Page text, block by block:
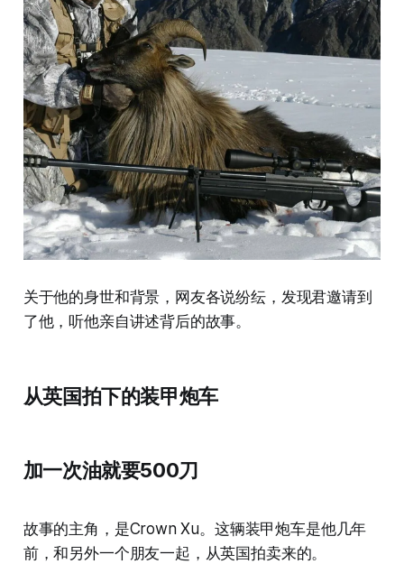
关于他的身世和背景，网友各说纷纭，发现君邀请到
了他，听他亲自讲述背后的故事。
从英国拍下的装甲炮车
加一次油就要500刀
故事的主角，是Crown Xu。这辆装甲炮车是他几年
前，和另外一个朋友一起，从英国拍卖来的。